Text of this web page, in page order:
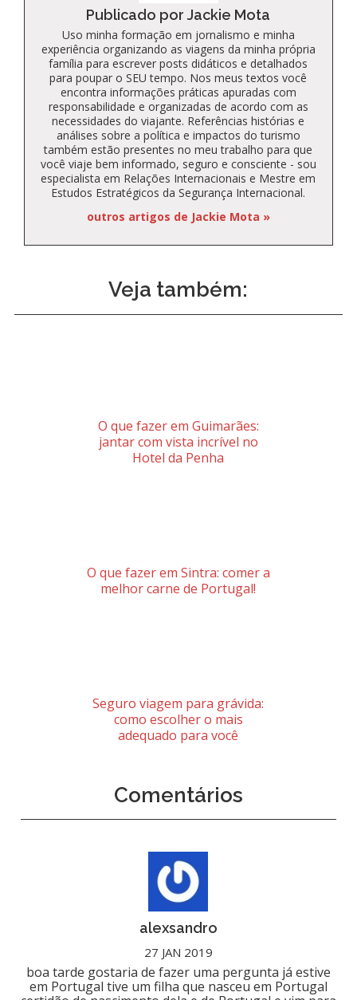
Publicado por Jackie Mota
Uso minha formação em jornalismo e minha
experiência organizando as viagens da minha própria
família para escrever posts didáticos e detalhados
para poupar o SEU tempo. Nos meus textos você
encontra informações práticas apuradas com
responsabilidade e organizadas de acordo com as
necessidades do viajante. Referências histórias e
análises sobre a política e impactos do turismo
também estão presentes no meu trabalho para que
você viaje bem informado, seguro e consciente - sou
especialista em Relações Internacionais e Mestre em
Estudos Estratégicos da Segurança Internacional.
outros artigos de Jackie Mota »
Veja também:
O que fazer em Guimarães:
jantar com vista incrível no
Hotel da Penha
O que fazer em Sintra: comer a
melhor carne de Portugal!
Seguro viagem para grávida:
como escolher o mais
adequado para você
Comentários
alexsandro
27 JAN 2019
boa tarde gostaria de fazer uma pergunta já estive
em Portugal tive um filha que nasceu em Portugal